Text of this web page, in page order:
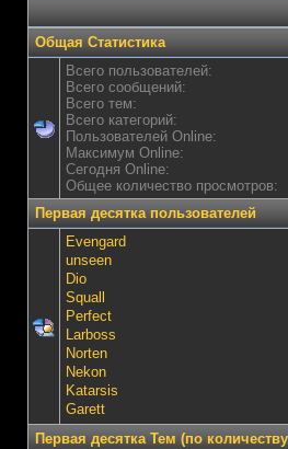
Общая Статистика
Всего пользователей:
Всего сообщений:
Всего тем:
Всего категорий:
Пользователей Online:
Максимум Online:
Сегодня Online:
Общее количество просмотров:
Первая десятка пользователей
Evengard
unseen
Dio
Squall
Perfect
Lаrboss
Norten
Nekon
Katarsis
Garett
Первая десятка Тем (по